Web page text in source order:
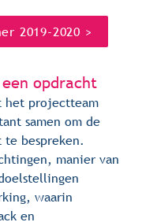
2019-2020 >
opdracht
het projectteam
samen om de
te bespreken.
manier van
waarin
en